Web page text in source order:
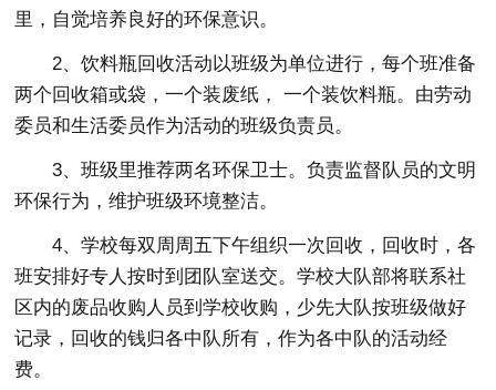
里，自觉培养良好的环保意识。
2、饮料瓶回收活动以班级为单位进行，每个班准备
两个回收箱或袋，一个装废纸， 一个装饮料瓶。由劳动
委员和生活委员作为活动的班级负责员。
3、班级里推荐两名环保卫士。负责监督队员的文明
环保行为，维护班级环境整洁。
4、学校每双周周五下午组织一次回收，回收时，各
班安排好专人按时到团队室送交。学校大队部将联系社
区内的废品收购人员到学校收购，少先大队按班级做好
记录，回收的钱归各中队所有，作为各中队的活动经
费。